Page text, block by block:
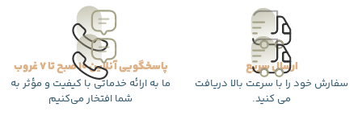
ارسال سریع
سفارش خود را با سرعت بالا دریافت
می کنید.
پاسخگویی آنلاین 10 صبح تا 7 غروب
ما به ارائه خدماتی با کیفیت و مؤثر به
شما افتخار می‌کنیم